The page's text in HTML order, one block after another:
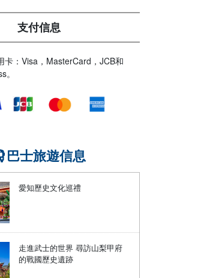
支付信息
卡：Visa，MasterCard，JCB和
巴士旅遊信息
愛知歷史文化巡禮
走進武士的世界 尋訪山梨甲府
的戰國歷史遺跡